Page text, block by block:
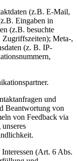
(z.B. E-Mail,
Eingaben in
(z.B. besuchte
Zugriffszeiten); Meta-,
(z. B. IP-
und
Beantwortung von
von Feedback via
(Art. 6 Abs.